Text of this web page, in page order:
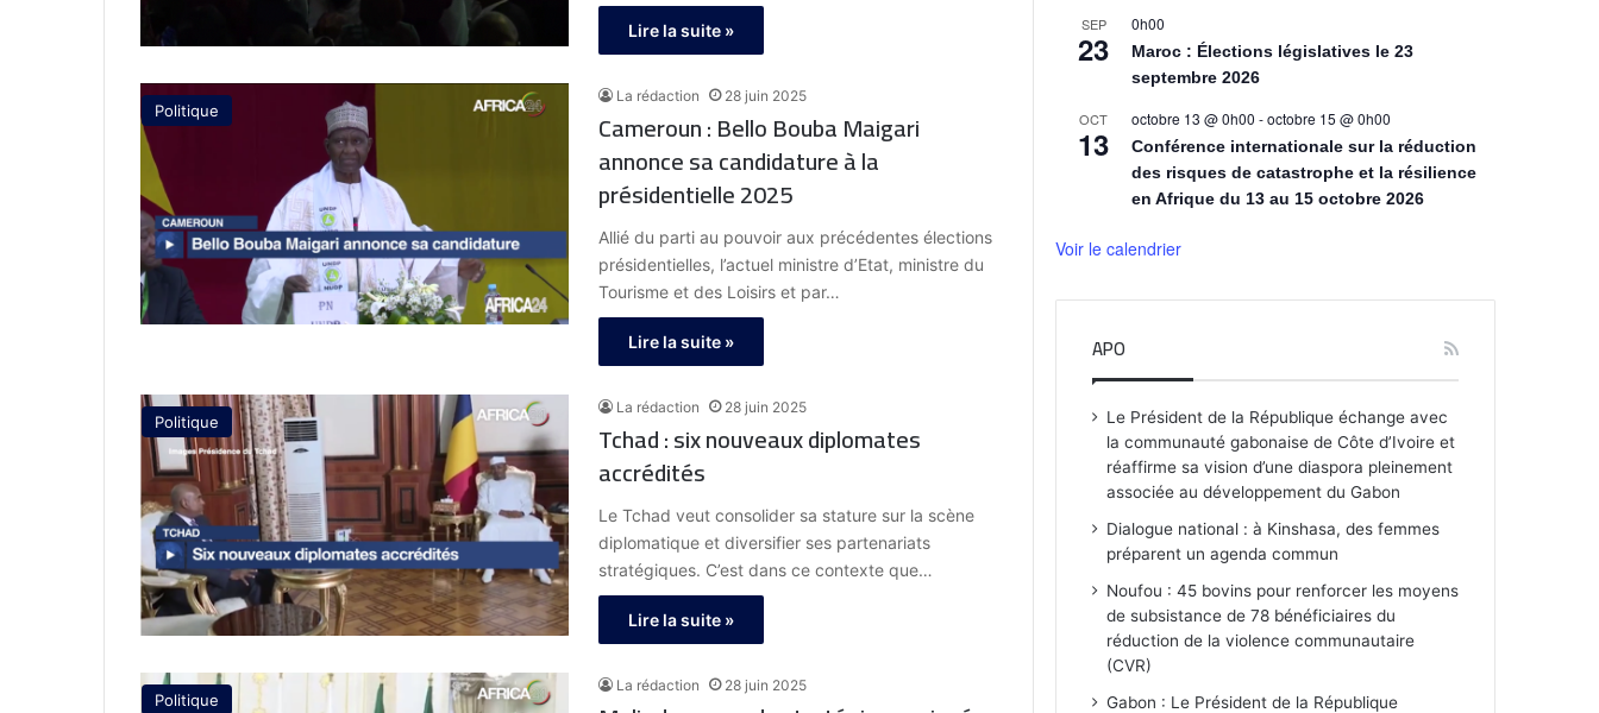
Lire la suite »
Politique
La rédaction 28 juin 2025
Cameroun : Bello Bouba Maigari
annonce sa candidature à la
présidentielle 2025
Allié du parti au pouvoir aux précédentes élections
présidentielles, l’actuel ministre d’Etat, ministre du
Tourisme et des Loisirs et par…
Lire la suite »
Politique
La rédaction 28 juin 2025
Tchad : six nouveaux diplomates
accrédités
Le Tchad veut consolider sa stature sur la scène
diplomatique et diversifier ses partenariats
stratégiques. C’est dans ce contexte que…
Lire la suite »
Politique
La rédaction 28 juin 2025
SEP
23
0h00
Maroc : Élections législatives le 23
septembre 2026
OCT
13
octobre 13 @ 0h00 -octobre 15 @ 0h00
Conférence internationale sur la réduction
des risques de catastrophe et la résilience
en Afrique du 13 au 15 octobre 2026
Voir le calendrier
APO
Le Président de la République échange avec
la communauté gabonaise de Côte d’Ivoire et
réaffirme sa vision d’une diaspora pleinement
associée au développement du Gabon
Dialogue national : à Kinshasa, des femmes
préparent un agenda commun
Noufou : 45 bovins pour renforcer les moyens
de subsistance de 78 bénéficiaires du
réduction de la violence communautaire
(CVR)
Gabon : Le Président de la République